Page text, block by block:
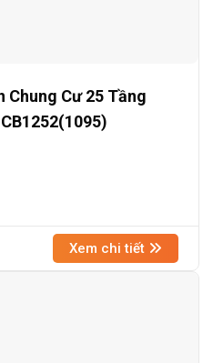
Chung Cư 25 Tầng
Xem chi tiết